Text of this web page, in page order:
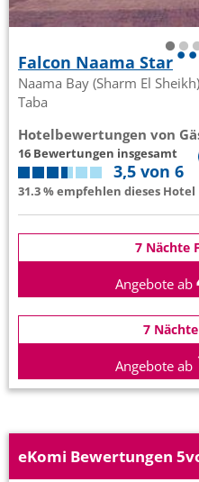
Falcon Naama Star
Naama Bay (Sharm El
Taba
Hotelbewertungen von
16 Bewertungen insgesamt
3,5 von 6
31.3 % empfehlen dieses Hotel
7 Nächte
Angebote ab
7
Angebote ab
eKomi Bewertungen